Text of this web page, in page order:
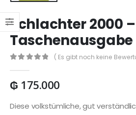
Schlachter 2000 –
Taschenausgabe
( Es gibt noch keine
₲ 175.000
Diese volkstümliche, gut